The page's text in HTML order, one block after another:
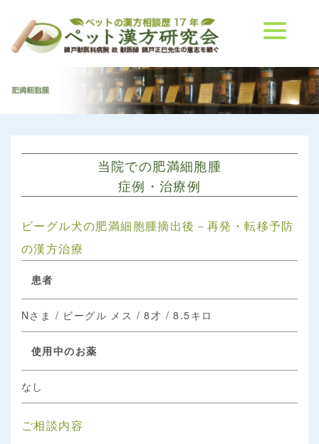
当院での肥満細胞腫
症例・治療例
ビーグル犬の肥満細胞腫摘出後－再発・転移予防
の漢方治療
患者
Nさま / ビーグル メス / 8才 / 8.5キロ
使用中のお薬
なし
ご相談内容